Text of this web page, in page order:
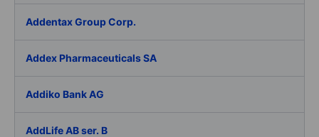
Addentax Group Corp.
Addex Pharmaceuticals SA
Addiko Bank AG
AddLife AB ser. B